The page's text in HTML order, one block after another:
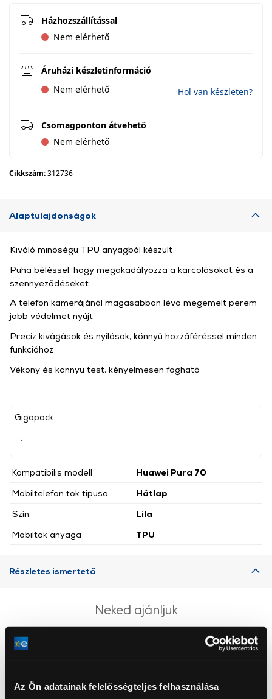
Az Ön adatainak felelősségteljes felhasználása
Házhozszállítással
Nem elérhető
Áruházi készletinformáció
Nem elérhető
Hol van készleten?
Csomagponton átvehető
Nem elérhető
Cikkszám:312736
Alaptulajdonságok
Gigapack
Kompatibilis modell
Huawei Pura 70
Mobiltelefon tok típusa
Hátlap
Szín
Lila
Mobiltok anyaga
TPU
Kiváló minőségű TPU anyagból készült
Puha béléssel, hogy megakadályozza a karcolásokat és a
szennyeződéseket
A telefon kamerájánál magasabban lévő megemelt perem
jobb védelmet nyújt
Precíz kivágások és nyílások, könnyű hozzáféréssel minden
funkcióhoz
Vékony és könnyű test, kényelmesen fogható
Részletes ismertető
Neked ajánljuk